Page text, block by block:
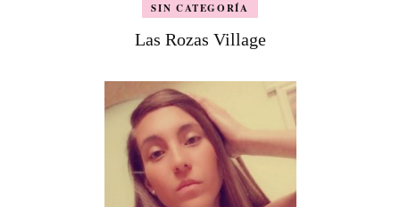
SIN CATEGORÍA
Las Rozas Village